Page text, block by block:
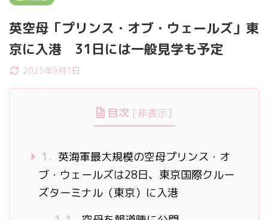
英空母「プリンス・オブ・ウェールズ」東
京に入港 31日には一般見学も予定
2025年9月1日
目次 [非表示]
1. 英海軍最大規模の空母プリンス・オ
ブ・ウェールズは28日、東京国際クルー
ズターミナル（東京）に入港